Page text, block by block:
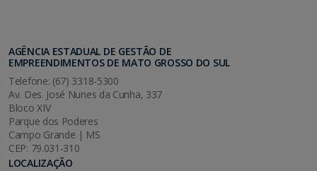
AGÊNCIA ESTADUAL DE GESTÃO DE
EMPREENDIMENTOS DE MATO GROSSO DO SUL
Telefone: (67) 3318-5300
Av. Des. José Nunes da Cunha, 337
Bloco XIV
Parque dos Poderes
Campo Grande | MS
CEP: 79.031-310
LOCALIZAÇÃO